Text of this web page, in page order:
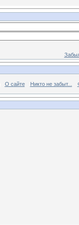
О сайте Никто не забыт...